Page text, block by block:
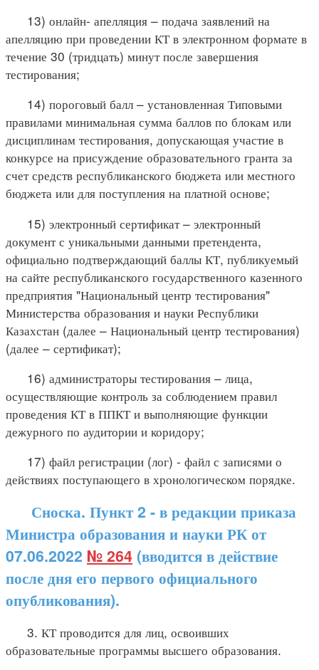
13) онлайн- апелляция – подача заявлений на
апелляцию при проведении КТ в электронном формате в
течение 30 (тридцать) минут после завершения
тестирования;
14) пороговый балл – установленная Типовыми
правилами минимальная сумма баллов по блокам или
дисциплинам тестирования, допускающая участие в
конкурсе на присуждение образовательного гранта за
счет средств республиканского бюджета или местного
бюджета или для поступления на платной основе;
15) электронный сертификат – электронный
документ с уникальными данными претендента,
официально подтверждающий баллы КТ, публикуемый
на сайте республиканского государственного казенного
предприятия "Национальный центр тестирования"
Министерства образования и науки Республики
Казахстан (далее – Национальный центр тестирования)
(далее – сертификат);
16) администраторы тестирования – лица,
осуществляющие контроль за соблюдением правил
проведения КТ в ППКТ и выполняющие функции
дежурного по аудитории и коридору;
17) файл регистрации (лог) - файл с записями о
действиях поступающего в хронологическом порядке.
Сноска. Пункт 2 - в редакции приказа
Министра образования и науки РК от
07.06.2022 № 264 (вводится в действие
после дня его первого официального
опубликования).
3. КТ проводится для лиц, освоивших
образовательные программы высшего образования.